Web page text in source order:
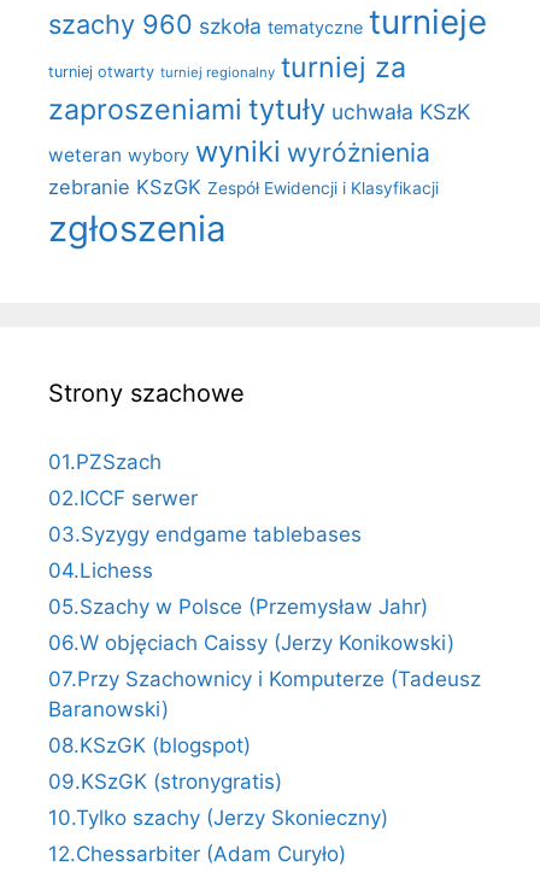
szachy 960 szkoła tematyczne turnieje
turniej otwarty turniej regionalny turniej za
zaproszeniami tytuły uchwała KSzK
weteran wybory wyniki wyróżnienia
zebranie KSzGK Zespół Ewidencji i Klasyfikacji
zgłoszenia
Strony szachowe
01.PZSzach
02.ICCF serwer
03.Syzygy endgame tablebases
04.Lichess
05.Szachy w Polsce (Przemysław Jahr)
06.W objęciach Caissy (Jerzy Konikowski)
07.Przy Szachownicy i Komputerze (Tadeusz
Baranowski)
08.KSzGK (blogspot)
09.KSzGK (stronygratis)
10.Tylko szachy (Jerzy Skonieczny)
12.Chessarbiter (Adam Curyło)